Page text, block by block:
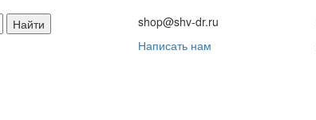
Найти
shop@shv-dr.ru
Написать нам